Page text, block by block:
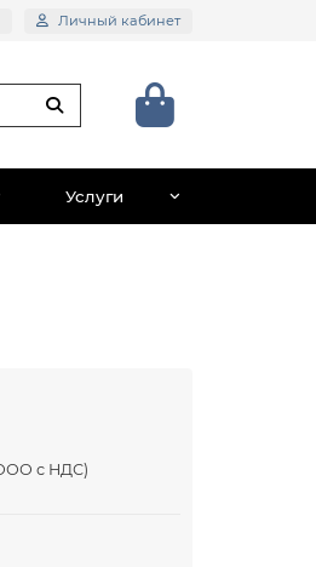
Личный кабинет
Услуги
с НДС)